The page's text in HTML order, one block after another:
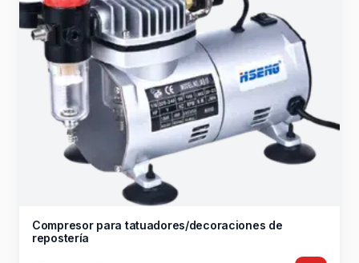
Compresor para tatuadores/decoraciones de
repostería